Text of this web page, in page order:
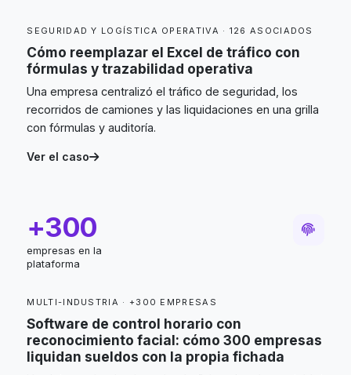
SEGURIDAD Y LOGÍSTICA OPERATIVA · 126 ASOCIADOS
Cómo reemplazar el Excel de tráfico con
fórmulas y trazabilidad operativa
Una empresa centralizó el tráfico de seguridad, los
recorridos de camiones y las liquidaciones en una grilla
con fórmulas y auditoría.
Ver el caso
+300
empresas en la
plataforma
MULTI-INDUSTRIA · +300 EMPRESAS
Software de control horario con
reconocimiento facial: cómo 300 empresas
liquidan sueldos con la propia fichada